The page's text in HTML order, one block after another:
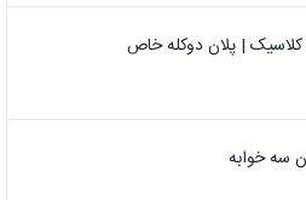
کلاسیک | پلان دوکله خاص
سه خوابه